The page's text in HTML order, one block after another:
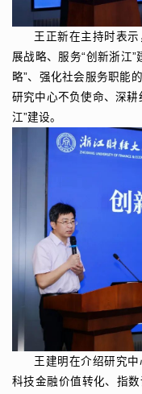
王正新在主持时表
展战略、服务“创新浙江
略”、强化社会服务职能
研究中心不负使命、深
江”建设。
王建明在介绍研究
科技金融价值转化、指